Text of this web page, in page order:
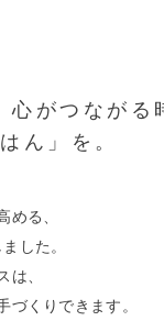
心がつながる
ん」を。
める、
した。
は、
づくりできます。